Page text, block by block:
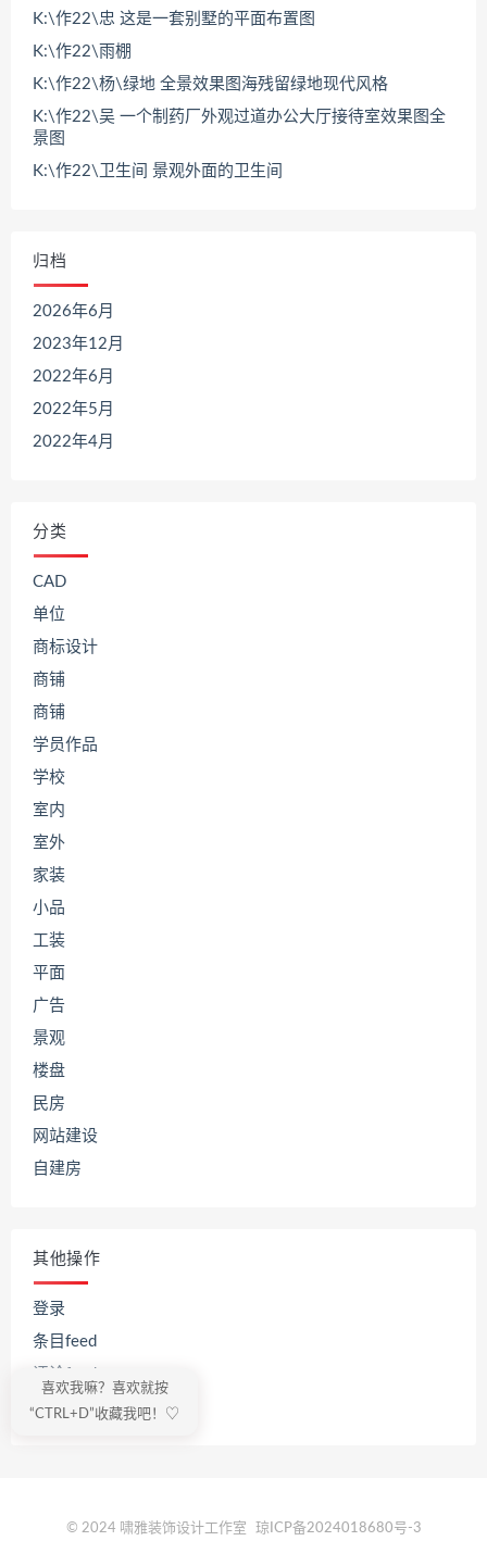
K:\作22\忠 这是一套别墅的平面布置图
K:\作22\雨棚
K:\作22\杨\绿地 全景效果图海残留绿地现代风格
K:\作22\吴 一个制药厂外观过道办公大厅接待室效果图全
景图
K:\作22\卫生间 景观外面的卫生间
归档
2026年6月
2023年12月
2022年6月
2022年5月
2022年4月
分类
CAD
单位
商标设计
商铺
商铺
学员作品
学校
室内
室外
家装
小品
工装
平面
广告
景观
楼盘
民房
网站建设
自建房
其他操作
登录
条目feed
WordPress.org
© 2024 啸雅装饰设计工作室 琼ICP备2024018680号-3
喜欢我嘛？喜欢就按
“CTRL+D”收藏我吧！♡